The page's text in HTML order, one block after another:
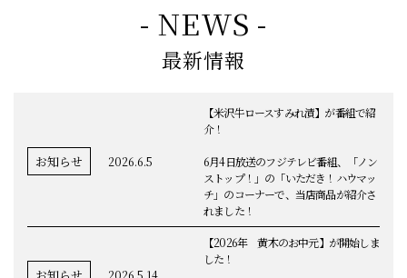
- NEWS -
最新情報
お知らせ 2026.6.5
【米沢牛ロースすみれ漬】が番組で紹
介！
6月4日放送のフジテレビ番組、「ノン
ストップ！」の「いただき！ハウマッ
チ」のコーナーで、当店商品が紹介さ
れました！
2026.5.14
【2026年 黄木のお中元】が開始しま
した！